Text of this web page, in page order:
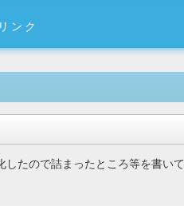
ンク
たので詰まったところ等を書いて